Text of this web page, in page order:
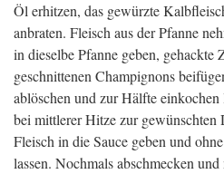
Öl erhitzen, das gewürzte
anbraten. Fleisch aus der Pfanne
in dieselbe Pfanne geben,
geschnittenen Champignons
ablöschen und zur Hälfte einkochen
bei mittlerer Hitze zur gewünschten
Fleisch in die Sauce geben und
lassen. Nochmals abschmecken